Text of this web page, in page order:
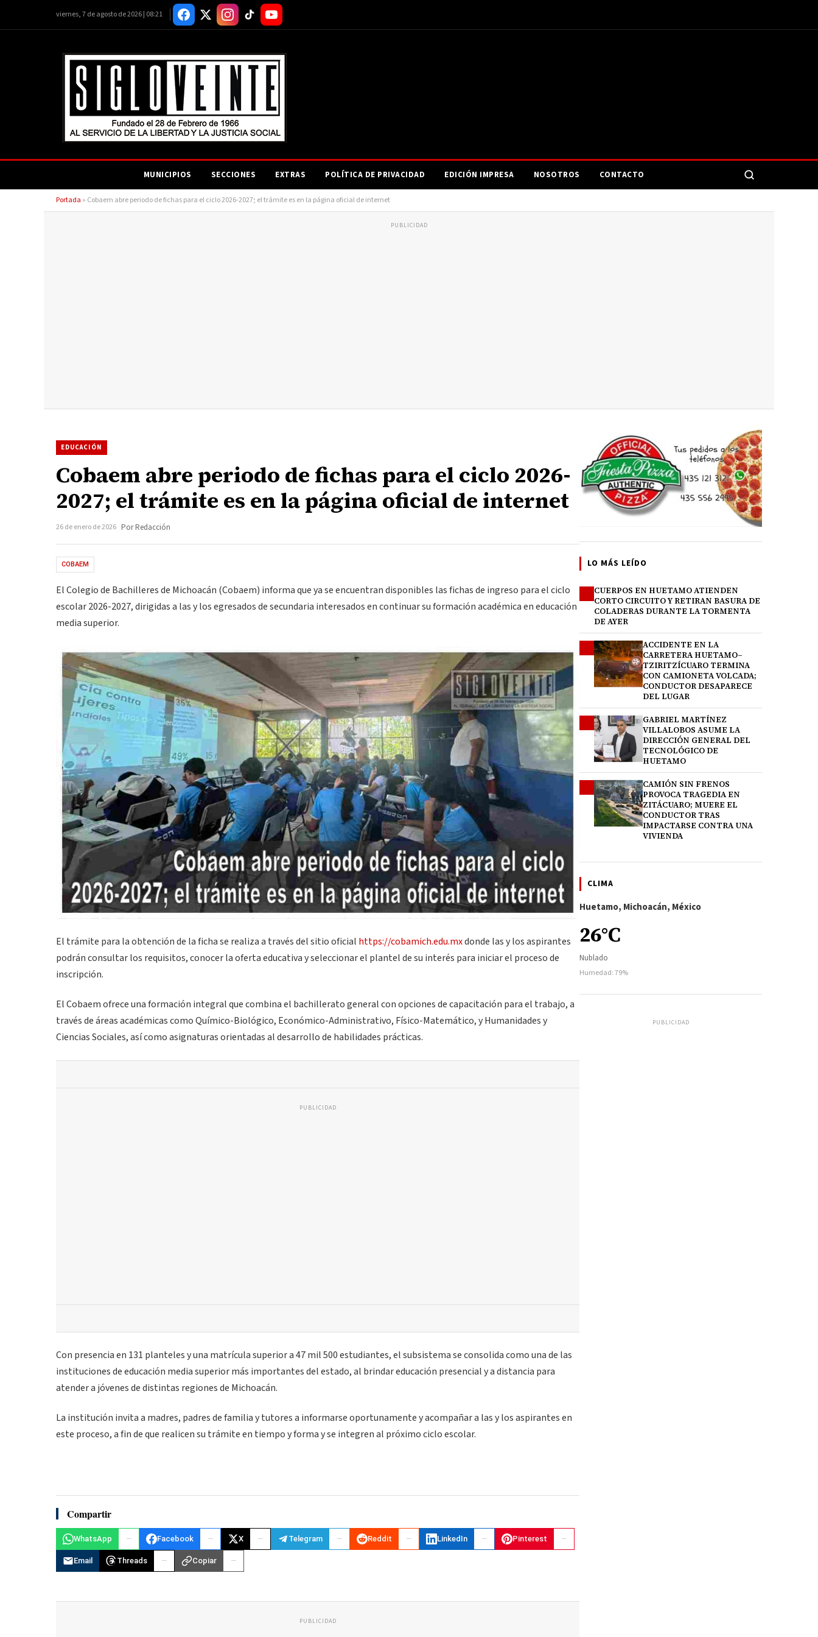
viernes, 7 de agosto de 2026 | 08:21
MUNICIPIOS SECCIONES EXTRAS POLÍTICA DE PRIVACIDAD EDICIÓN IMPRESA NOSOTROS CONTACTO
Portada » Cobaem abre periodo de fichas para el ciclo 2026-2027; el trámite es en la página oficial de internet
PUBLICIDAD
EDUCACIÓN
Cobaem abre periodo de fichas para el ciclo 2026-
2027; el trámite es en la página oficial de internet
26 de enero de 2026 Por Redacción
COBAEM
El Colegio de Bachilleres de Michoacán (Cobaem) informa que ya se encuentran disponibles las fichas de ingreso para el ciclo
escolar 2026-2027, dirigidas a las y los egresados de secundaria interesados en continuar su formación académica en educación
media superior.
El trámite para la obtención de la ficha se realiza a través del sitio oficial https://cobamich.edu.mxdonde las y los aspirantes
podrán consultar los requisitos, conocer la oferta educativa y seleccionar el plantel de su interés para iniciar el proceso de
inscripción.
El Cobaem ofrece una formación integral que combina el bachillerato general con opciones de capacitación para el trabajo, a
través de áreas académicas como Químico-Biológico, Económico-Administrativo, Físico-Matemático, y Humanidades y
Ciencias Sociales, así como asignaturas orientadas al desarrollo de habilidades prácticas.
PUBLICIDAD
Con presencia en 131 planteles y una matrícula superior a 47 mil 500 estudiantes, el subsistema se consolida como una de las
instituciones de educación media superior más importantes del estado, al brindar educación presencial y a distancia para
atender a jóvenes de distintas regiones de Michoacán.
La institución invita a madres, padres de familia y tutores a informarse oportunamente y acompañar a las y los aspirantes en
este proceso, a fin de que realicen su trámite en tiempo y forma y se integren al próximo ciclo escolar.
Compartir
WhatsApp Facebook X Telegram Reddit LinkedIn Pinterest
Email Threads Copiar
PUBLICIDAD
LO MÁS LEÍDO
CUERPOS EN HUETAMO ATIENDEN
CORTO CIRCUITO Y RETIRAN BASURA DE
COLADERAS DURANTE LA TORMENTA
DE AYER
ACCIDENTE EN LA
CARRETERA HUETAMO–
TZIRITZÍCUARO TERMINA
CON CAMIONETA VOLCADA;
CONDUCTOR DESAPARECE
DEL LUGAR
GABRIEL MARTÍNEZ
VILLALOBOS ASUME LA
DIRECCIÓN GENERAL DEL
TECNOLÓGICO DE
HUETAMO
CAMIÓN SIN FRENOS
PROVOCA TRAGEDIA EN
ZITÁCUARO; MUERE EL
CONDUCTOR TRAS
IMPACTARSE CONTRA UNA
VIVIENDA
CLIMA
Huetamo, Michoacán, México
26°C
Nublado
Humedad: 79%
PUBLICIDAD